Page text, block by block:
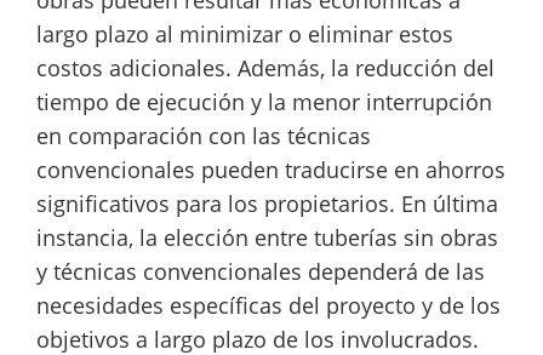
largo plazo al minimizar o eliminar estos
costos adicionales. Además, la reducción del
tiempo de ejecución y la menor interrupción
en comparación con las técnicas
convencionales pueden traducirse en ahorros
significativos para los propietarios. En última
instancia, la elección entre tuberías sin obras
y técnicas convencionales dependerá de las
necesidades específicas del proyecto y de los
objetivos a largo plazo de los involucrados.